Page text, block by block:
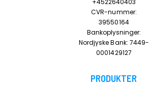
+4522640403
CVR-nummer:
39550164
Bankoplysninger:
Nordjyske Bank: 7449-
0001429127
PRODUKTER